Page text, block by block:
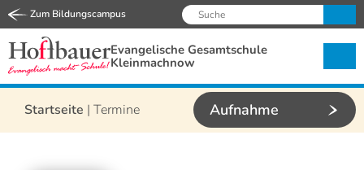
Zum Bildungscampus
Evangelische Gesamtschule
Kleinmachnow
Aufnahme
Startseite | Termine